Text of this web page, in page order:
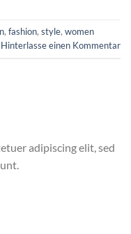
, fashion, style, women
Hinterlasse einen Kommentar
adipiscing elit, sed